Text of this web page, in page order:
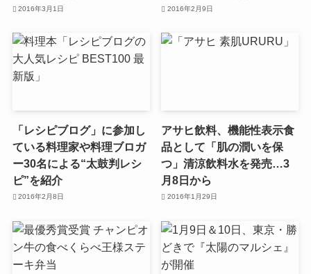
2016年3月1日 2016年2月9日
「レシピブログ」に参加し
ている料理家や料理ブロガ
ー30名による“太鼓判レシ
ピ”を紹介
2016年2月8日
アサヒ飲料、機能性表示食
品として「肌の潤いを保
つ」清涼飲料水を発売…3
月8日から
2016年1月29日